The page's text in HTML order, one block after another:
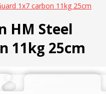
1x7 carbon 11kg 25cm
HM Steel
11kg 25cm